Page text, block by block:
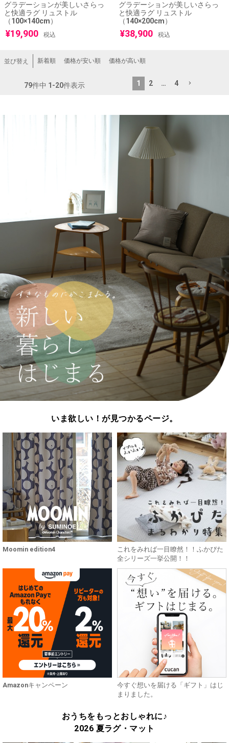
グラデーションが美しいさらっ
と快適ラグ リュストル
（100×140cm）
¥19,900 税込
グラデーションが美しいさらっ
と快適ラグ リュストル
（140×200cm）
¥38,900 税込
並び替え 新着順 価格が安い順 価格が高い順
79件中 1 -20件表示 1 2 … 4
いま欲しい！が見つかるページ。
Moomin edition4
これをみれば一目瞭然！！ふかぴた
全シリーズ一挙公開！！
Amazonキャンペーン
今すぐ想いを届ける「ギフト」はじ
まりました。
おうちをもっとおしゃれに♪
2026 夏ラグ・マット